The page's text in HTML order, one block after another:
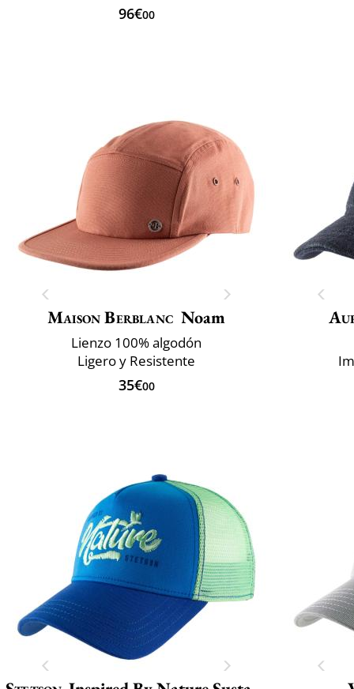
96€00
Maison Berblanc Noam
Lienzo 100% algodón
Ligero y Resistente
35€00